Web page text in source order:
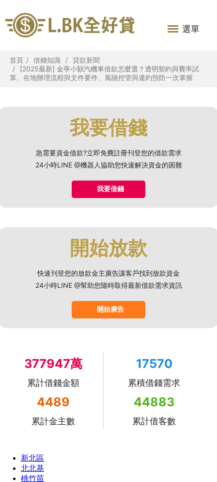
選單
首頁 借錢知識
貸款新聞
[2025最新] 金寧小額汽機車借款怎麼選？透明契約與費率試
算、在地辦理流程與文件要件、風險控管與違約預防一次掌握
我要借錢
急需要資金借款?立即免費註冊刊登您的借款需求
24小時LINE @機器人協助您快速解決資金的困難
我要借錢
開始放款
快速刊登您的放款金主廣告讓客戶找到放款資金
24小時LINE @幫助您隨時取得最新借款需求資訊
開始廣告
377947萬
累計借錢金額
17570
累積借錢需求
4489
累計金主數
44883
累計借客數